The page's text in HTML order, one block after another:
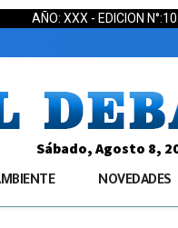
AÑO: XXX - EDICION
Sábado, Agosto 8,
NOVEDADES